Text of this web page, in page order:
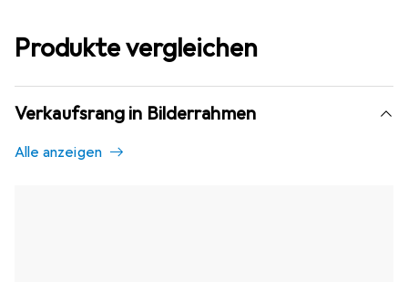
Produkte vergleichen
Verkaufsrang in Bilderrahmen
Alle anzeigen